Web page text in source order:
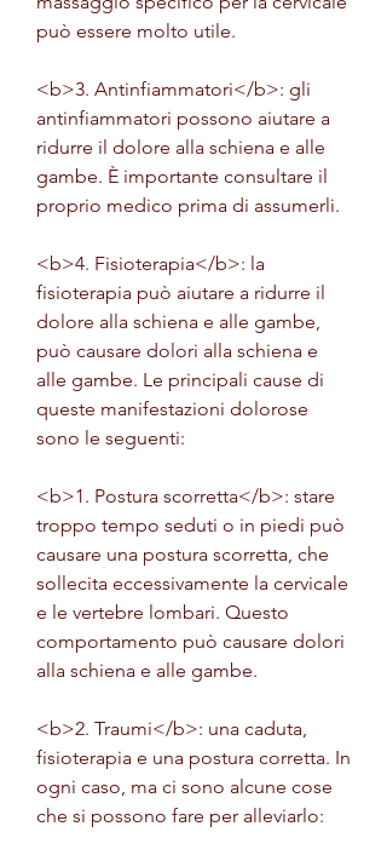
può essere molto utile.
<b>3. Antinfiammatori</b>: gli
antinfiammatori possono aiutare a
ridurre il dolore alla schiena e alle
gambe. È importante consultare il
proprio medico prima di assumerli.
<b>4. Fisioterapia</b>: la
fisioterapia può aiutare a ridurre il
dolore alla schiena e alle gambe,
può causare dolori alla schiena e
alle gambe. Le principali cause di
queste manifestazioni dolorose
sono le seguenti:
<b>1. Postura scorretta</b>: stare
troppo tempo seduti o in piedi può
causare una postura scorretta, che
sollecita eccessivamente la cervicale
e le vertebre lombari. Questo
comportamento può causare dolori
alla schiena e alle gambe.
<b>2. Traumi</b>: una caduta,
fisioterapia e una postura corretta. In
ogni caso, ma ci sono alcune cose
che si possono fare per alleviarlo: